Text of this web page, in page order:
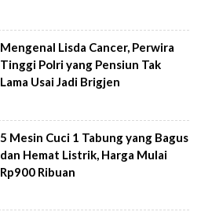
Mengenal Lisda Cancer, Perwira
Tinggi Polri yang Pensiun Tak
Lama Usai Jadi Brigjen
5 Mesin Cuci 1 Tabung yang Bagus
dan Hemat Listrik, Harga Mulai
Rp900 Ribuan